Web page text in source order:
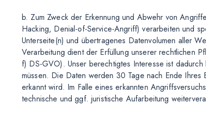
b. Zum Zweck der Erkennung und Abwehr von
Hacking, Denial-of-Service-Angriff) verarbeiten und
Unterseite(n) und übertragenes Datenvolumen aller
Verarbeitung dient der Erfüllung unserer rechtlichen
f) DS-GVO). Unser berechtigtes Interesse ist
müssen. Die Daten werden 30 Tage nach Ende
erkannt wird. Im Falle eines erkannten
technische und ggf. juristische Aufarbeitung